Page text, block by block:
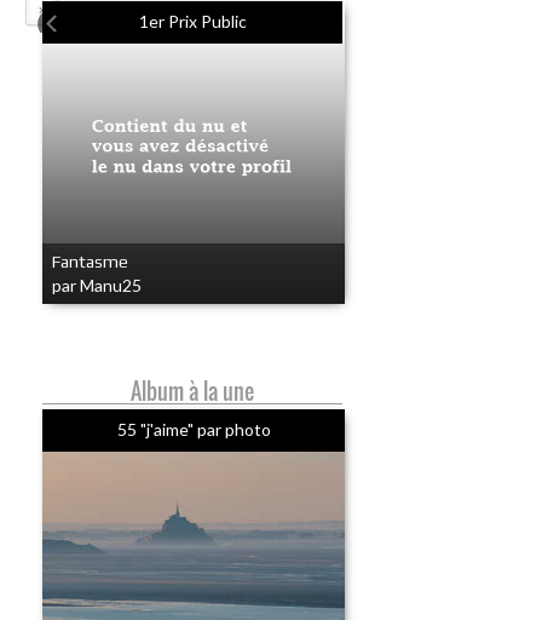
»
1er Prix Public
Fantasme
par Manu25
Album à la une
55 "j'aime" par photo